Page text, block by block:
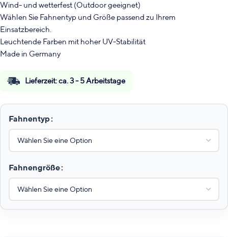
Wind- und wetterfest (Outdoor geeignet)
Wählen Sie Fahnentyp und Größe passend zu Ihrem
Einsatzbereich.
Leuchtende Farben mit hoher UV-Stabilität
Made in Germany
Lieferzeit:ca. 3 - 5 Arbeitstage
Fahnentyp
Fahnengröße